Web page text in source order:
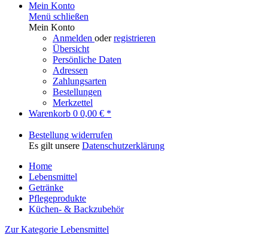
Mein Konto
Menü schließen
Mein Konto
Anmelden oderregistrieren
Übersicht
Persönliche Daten
Adressen
Zahlungsarten
Bestellungen
Merkzettel
Warenkorb 0 0,00 € *
Bestellung widerrufen
Es gilt unsere Datenschutzerklärung
Home
Lebensmittel
Getränke
Pflegeprodukte
Küchen- & Backzubehör
Zur Kategorie Lebensmittel